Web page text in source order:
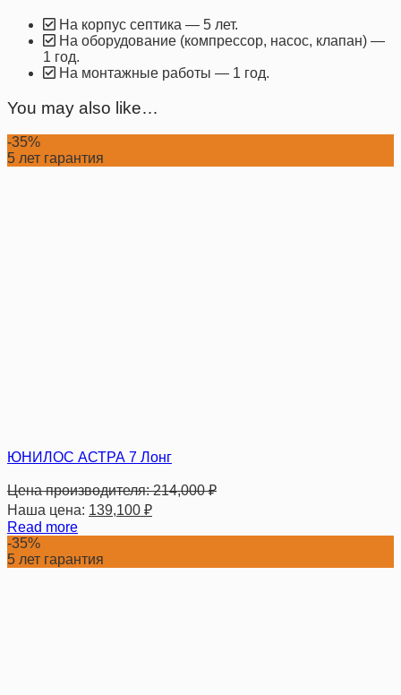
На корпус септика — 5 лет.
На оборудование (компрессор, насос, клапан) —
1 год.
На монтажные работы — 1 год.
You may also like…
-35%
5 лет гарантия
ЮНИЛОС АСТРА 7 Лонг
Цена производителя:214,000₽
Наша цена: 139,100 ₽
Read more
-35%
5 лет гарантия